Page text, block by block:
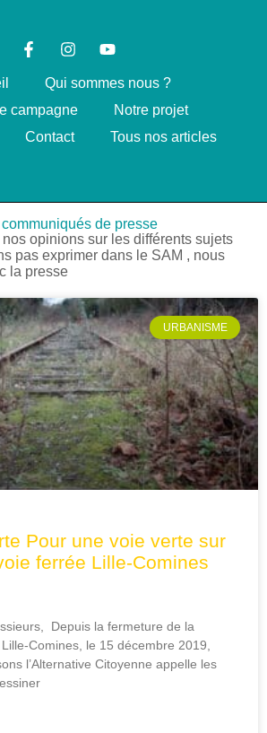
Qui sommes nous ?
campagne
Notre projet
Contact Tous nos articles
communiqués de presse
opinions sur les différents sujets
pas exprimer dans le SAM , nous
la presse
URBANISME
Pour une voie verte sur
ferrée Lille-Comines
Depuis la fermeture de la
Comines, le 15 décembre 2019,
l’Alternative Citoyenne appelle les